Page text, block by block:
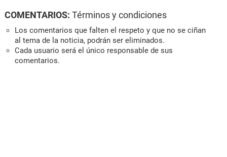
COMENTARIOS: Términos y condiciones
Los comentarios que falten el respeto y que no se ciñan
al tema de la noticia, podrán ser eliminados.
Cada usuario será el único responsable de sus
comentarios.